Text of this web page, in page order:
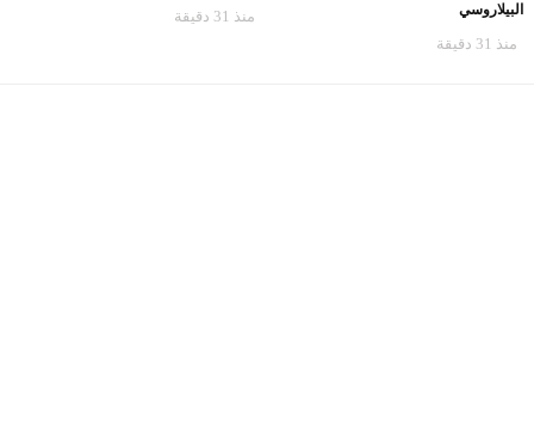
البيلاروسي
منذ 31 دقيقة
منذ 31 دقيقة